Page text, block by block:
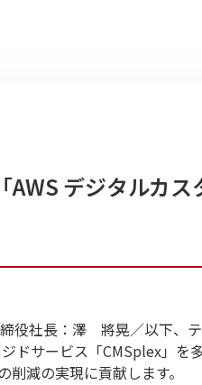
デジタルカ
役社長：澤 將晃／以下、
ドサービス「CMSplex」を
減の実現に貢献します。